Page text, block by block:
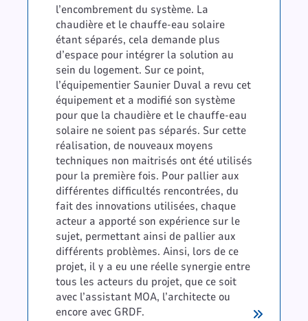
l’encombrement du système. La
chaudière et le chauffe-eau solaire
étant séparés, cela demande plus
d’espace pour intégrer la solution au
sein du logement. Sur ce point,
l’équipementier Saunier Duval a revu cet
équipement et a modifié son système
pour que la chaudière et le chauffe-eau
solaire ne soient pas séparés. Sur cette
réalisation, de nouveaux moyens
techniques non maitrisés ont été utilisés
pour la première fois. Pour pallier aux
différentes difficultés rencontrées, du
fait des innovations utilisées, chaque
acteur a apporté son expérience sur le
sujet, permettant ainsi de pallier aux
différents problèmes. Ainsi, lors de ce
projet, il y a eu une réelle synergie entre
tous les acteurs du projet, que ce soit
avec l’assistant MOA, l’architecte ou
encore avec GRDF.